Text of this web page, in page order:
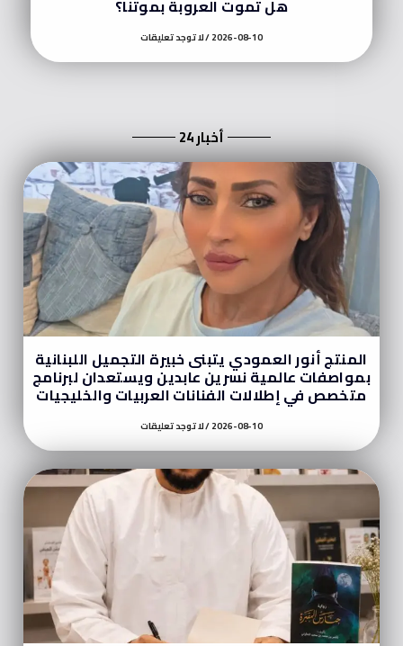
هل تموت العروبة بموتنا؟
2026-08-10 لا توجد تعليقات
أخبار 24
المنتج أنور العمودي يتبنى خبيرة التجميل اللبنانية
بمواصفات عالمية نسرين عابدين ويستعدان لبرنامج
متخصص في إطلالات الفنانات العربيات والخليجيات
2026-08-10 لا توجد تعليقات